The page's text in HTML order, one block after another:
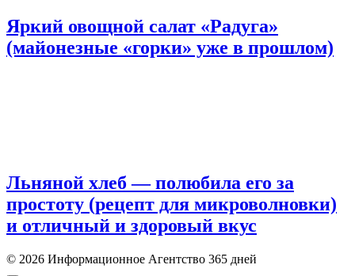
Яркий овощной салат «Радуга»
(майонезные «горки» уже в прошлом)
Льняной хлеб — полюбила его за
простоту (рецепт для микроволновки)
и отличный и здоровый вкус
© 2026 Информационное Агентство 365 дней